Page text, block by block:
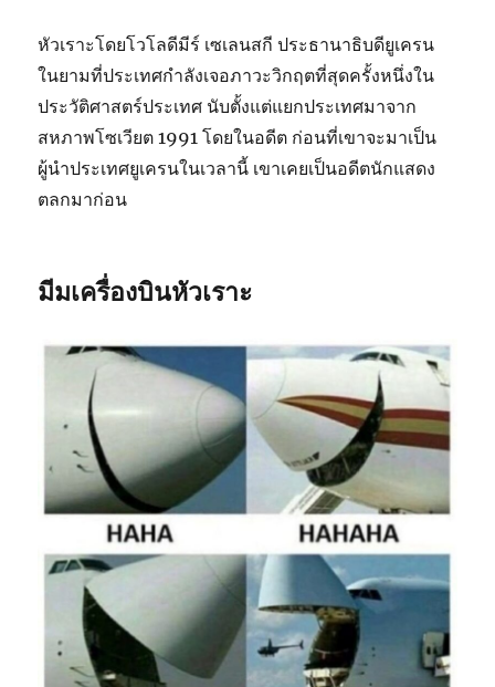
หัวเราะโดยโวโลดีมีร์ เซเลนสกี ประธานาธิบดียูเครน
ในยามที่ประเทศกำลังเจอภาวะวิกฤตที่สุดครั้งหนึ่งใน
ประวัติศาสตร์ประเทศ นับตั้งแต่แยกประเทศมาจาก
สหภาพโซเวียต 1991 โดยในอดีต ก่อนที่เขาจะมาเป็น
ผู้นำประเทศยูเครนในเวลานี้ เขาเคยเป็นอดีตนักแสดง
ตลกมาก่อน
มีมเครื่องบินหัวเราะ